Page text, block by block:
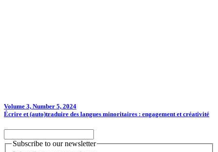
Volume 3, Number 5, 2024
Écrire et (auto)traduire des langues minoritaires : engagement et créativité
Subscribe to our newsletter